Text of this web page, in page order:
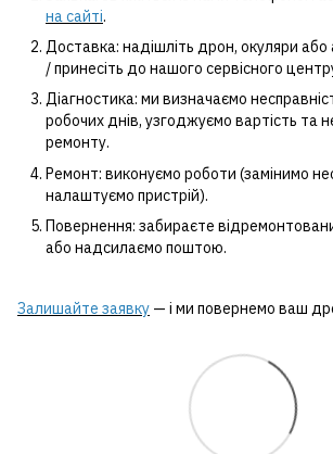
на сайті.
Доставка: надішліть дрон, окуляри
/ принесіть до нашого сервісного
Діагностика: ми визначаємо
робочих днів, узгоджуємо вартість та
ремонту.
Ремонт: виконуємо роботи (замінимо
налаштуємо пристрій).
Повернення: забираєте
або надсилаємо поштою.
Залишайте заявку — і ми повернемо ваш